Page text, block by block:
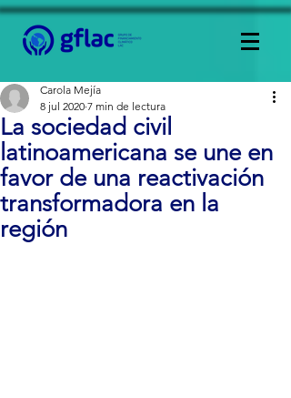
La sociedad civil
latinoamericana se une en
favor de una reactivación
transformadora en la
región
Carola Mejía
8 jul 2020 7 min de lectura